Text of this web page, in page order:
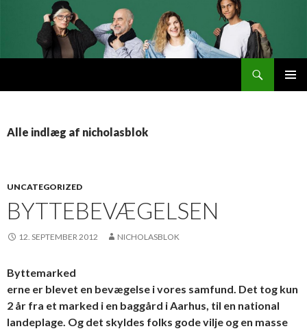
Alle indlæg af nicholasblok
UNCATEGORIZED
BYTTEBEVÆGELSEN
12. SEPTEMBER 2012 NICHOLASBLOK
Byttemarked
erne er blevet en bevægelse i vores samfund. Det tog kun
2 år fra et marked i en baggård i Aarhus, til en national
landeplage. Og det skyldes folks gode vilje og en masse